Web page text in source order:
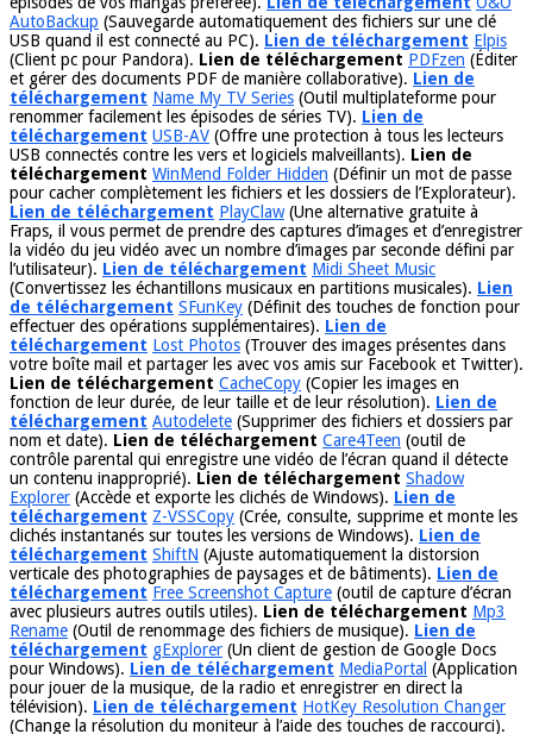
AutoBackup (Sauvegarde automatiquement des fichiers sur une clé
USB quand il est connecté au PC). Lien de téléchargement Elpis
(Client pc pour Pandora). Lien de téléchargement PDFzen (Éditer
et gérer des documents PDF de manière collaborative). Lien de
téléchargement Name My TV Series (Outil multiplateforme pour
renommer facilement les épisodes de séries TV). Lien de
téléchargement USB-AV (Offre une protection à tous les lecteurs
USB connectés contre les vers et logiciels malveillants). Lien de
téléchargement WinMend Folder Hidden (Définir un mot de passe
pour cacher complètement les fichiers et les dossiers de l’Explorateur).
Lien de téléchargement PlayClaw(Une alternative gratuite à
Fraps, il vous permet de prendre des captures d’images et d’enregistrer
la vidéo du jeu vidéo avec un nombre d’images par seconde défini par
l’utilisateur). Lien de téléchargement Midi Sheet Music
(Convertissez les échantillons musicaux en partitions musicales). Lien
de téléchargement SFunKey (Définit des touches de fonction pour
effectuer des opérations supplémentaires). Lien de
téléchargement Lost Photos (Trouver des images présentes dans
votre boîte mail et partager les avec vos amis sur Facebook et Twitter).
Lien de téléchargement CacheCopy (Copier les images en
fonction de leur durée, de leur taille et de leur résolution). Lien de
téléchargement Autodelete (Supprimer des fichiers et dossiers par
nom et date). Lien de téléchargement Care4Teen (outil de
contrôle parental qui enregistre une vidéo de l’écran quand il détecte
un contenu inapproprié). Lien de téléchargement Shadow
Explorer (Accède et exporte les clichés de Windows). Lien de
téléchargement Z-VSSCopy (Crée, consulte, supprime et monte les
clichés instantanés sur toutes les versions de Windows). Lien de
téléchargement ShiftN (Ajuste automatiquement la distorsion
verticale des photographies de paysages et de bâtiments). Lien de
téléchargement Free Screenshot Capture (outil de capture d’écran
avec plusieurs autres outils utiles). Lien de téléchargement Mp3
Rename (Outil de renommage des fichiers de musique). Lien de
téléchargement gExplorer (Un client de gestion de Google Docs
pour Windows). Lien de téléchargement MediaPortal (Application
pour jouer de la musique, de la radio et enregistrer en direct la
télévision). Lien de téléchargement HotKey Resolution Changer
(Change la résolution du moniteur à l’aide des touches de raccourci).